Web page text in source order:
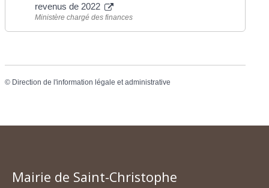
revenus de 2022
Ministère chargé des finances
© Direction de l'information légale et administrative
Mairie de Saint-Christophe